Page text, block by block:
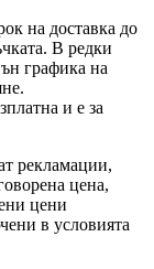
на доставка до
В редки
графика на
и е за
рекламации,
цена,
цени
в условията